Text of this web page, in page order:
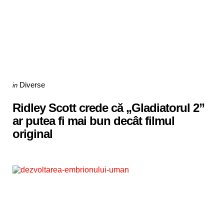
Categories
Posted
in Diverse
Ridley Scott crede că „Gladiatorul 2”
ar putea fi mai bun decât filmul
original